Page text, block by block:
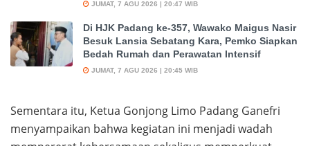
JUMAT, 7 AGU 2026 | 20:47 WIB
Di HJK Padang ke-357, Wawako Maigus Nasir
Besuk Lansia Sebatang Kara, Pemko Siapkan
Bedah Rumah dan Perawatan Intensif
JUMAT, 7 AGU 2026 | 20:45 WIB
Sementara itu, Ketua Gonjong Limo Padang Ganefri
menyampaikan bahwa kegiatan ini menjadi wadah